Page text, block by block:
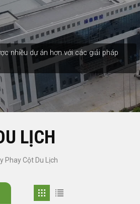
nhiều dự án hơn với các giải pháp
LỊCH
Phay Cột Du Lịch